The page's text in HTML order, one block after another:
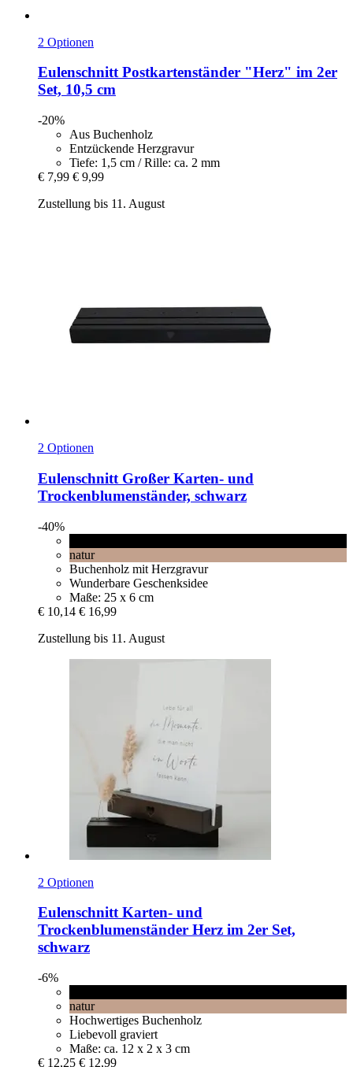
2 Optionen
EulenschnittPostkartenständer "Herz" im 2er
Set, 10,5 cm
-20%
Aus Buchenholz
Entzückende Herzgravur
Tiefe: 1,5 cm / Rille: ca. 2 mm
€ 7,99 € 9,99
Zustellung bis 11. August
2 Optionen
Eulenschnitt Großer Karten-​ und
Trockenblumenständer, schwarz
-40%
natur
Buchenholz mit Herzgravur
Wunderbare Geschenksidee
Maße: 25 x 6 cm
€ 10,14 € 16,99
Zustellung bis 11. August
2 Optionen
EulenschnittKarten-​ und
Trockenblumenständer Herz im 2er Set,
schwarz
-6%
natur
Hochwertiges Buchenholz
Liebevoll graviert
Maße: ca. 12 x 2 x 3 cm
€ 12,25 € 12,99